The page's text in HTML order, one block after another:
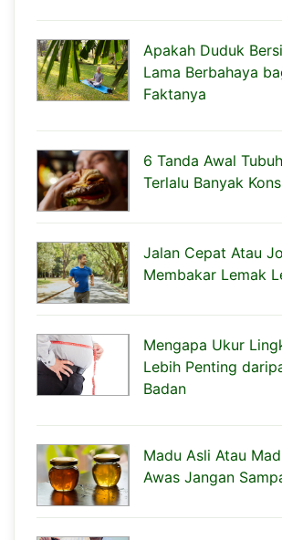
Apakah Duduk
Lama Berbahaya
Faktanya
6 Tanda Awal
Terlalu Banyak
Jalan Cepat Atau
Membakar Lemak
Mengapa Ukur
Lebih Penting
Badan
Madu Asli Atau
Awas Jangan